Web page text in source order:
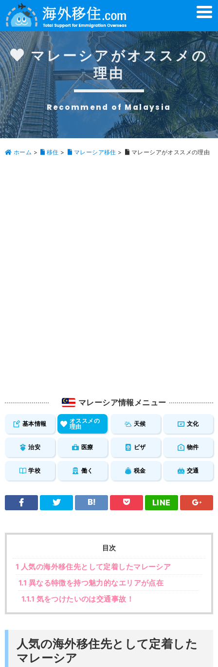
t
o
g
e
n
a
v
i
g
a
t
i
o
n
マレーシアがオススメの
理由
Recommend of Malaysia
ホーム > 移住 > マレーシア移住 > マレーシアがオススメの理由
マレーシア情報メニュー
基本情報 オススメの
理由 天候 文化
治安 医療 ビザ 物件
学校 働く 税金 交通
LINE
目次
1 人気の海外移住先として定着したマレーシア
1.1 異なる特徴を持つ魅力的なエリアが点在
1.1.1 気をつけたいのは交通事故！
人気の海外移住先として定着した
マレーシア